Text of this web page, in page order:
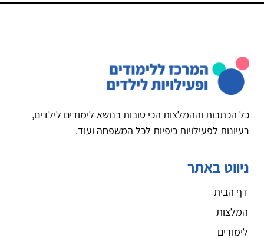
כל הכתבות וההמלצות הכי טובות בנושא לימודים לילדים,
רעיונות לפעילויות כיפיות לכל המשפחה ועוד.
ניווט באתר
דף הבית
המלצות
לימודים